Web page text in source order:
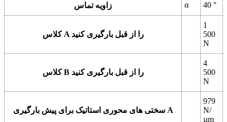
زاویه تماس α 40 °
کلاس A را از قبل بارگیری کنید
1
500
N
کلاس B را از قبل بارگیری کنید
4
500
N
سختی های محوری استاتیک برای پیش بارگیری A
979
N/
µm